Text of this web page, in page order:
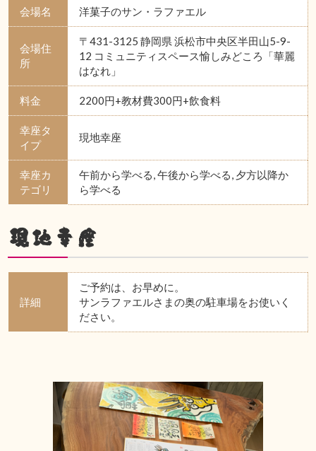
会場名 洋菓子のサン・ラファエル
会場住
所
〒431-3125 静岡県 浜松市中央区半田山5-9-
12 コミュニティスペース愉しみどころ「華麗
はなれ」
料金 2200円+教材費300円+飲食料
幸座タ
イプ
現地幸座
幸座カ
テゴリ
午前から学べる, 午後から学べる, 夕方以降か
ら学べる
現地幸座
詳細
ご予約は、お早めに。
サンラファエルさまの奥の駐車場をお使いく
ださい。